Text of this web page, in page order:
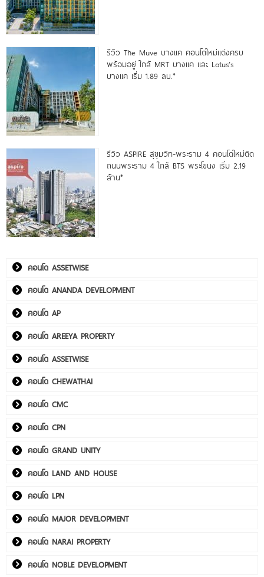
รีวิว The Muve บางแค คอนโดใหม่แต่งครบ
พร้อมอยู่ ใกล้ MRT บางแค และ Lotus’s
บางแค เริ่ม 1.89 ลบ.*
รีวิว ASPIRE สุขุมวิท-พระราม 4 คอนโดใหม่ติด
ถนนพระราม 4 ใกล้ BTS พระโขนง เริ่ม 2.19
ล้าน*
คอนโด ASSETWISE
คอนโด ANANDA DEVELOPMENT
คอนโด AP
คอนโด AREEYA PROPERTY
คอนโด ASSETWISE
คอนโด CHEWATHAI
คอนโด CMC
คอนโด CPN
คอนโด GRAND UNITY
คอนโด LAND AND HOUSE
คอนโด LPN
คอนโด MAJOR DEVELOPMENT
คอนโด NARAI PROPERTY
คอนโด NOBLE DEVELOPMENT